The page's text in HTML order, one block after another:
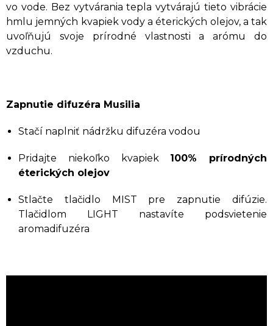
vo vode. Bez vytvárania tepla vytvárajú tieto vibrácie
hmlu jemných kvapiek vody a éterických olejov, a tak
uvoľňujú svoje prírodné vlastnosti a arómu do
vzduchu.
Zapnutie difuzéra Musilia
Stačí naplniť nádržku difuzéra vodou
Pridajte niekoľko kvapiek 100% prírodných
éterických olejov
Stlačte tlačidlo MIST pre zapnutie difúzie.
Tlačidlom LIGHT nastavíte podsvietenie
aromadifuzéra